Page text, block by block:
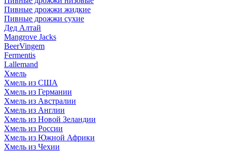
Пивные дрожжи жидкие
Пивные дрожжи сухие
Дед Алтай
Mangrove Jacks
BeerVingem
Fermentis
Lallemand
Хмель
Хмель из США
Хмель из Германии
Хмель из Австралии
Хмель из Англии
Хмель из Новой Зеландии
Хмель из России
Хмель из Южной Африки
Хмель из Чехии